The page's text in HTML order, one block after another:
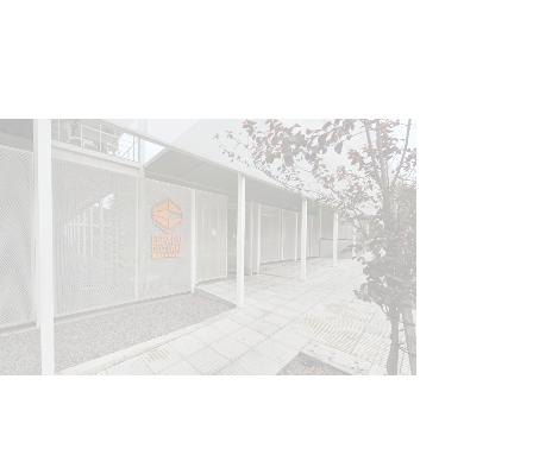
Siniestro laboral con tiernizadora
de carne
01-08-2026